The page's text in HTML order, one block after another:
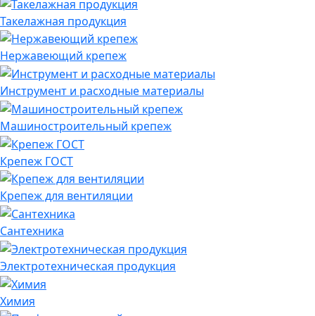
Такелажная продукция
Нержавеющий крепеж
Инструмент и расходные материалы
Машиностроительный крепеж
Крепеж ГОСТ
Крепеж для вентиляции
Сантехника
Электротехническая продукция
Химия